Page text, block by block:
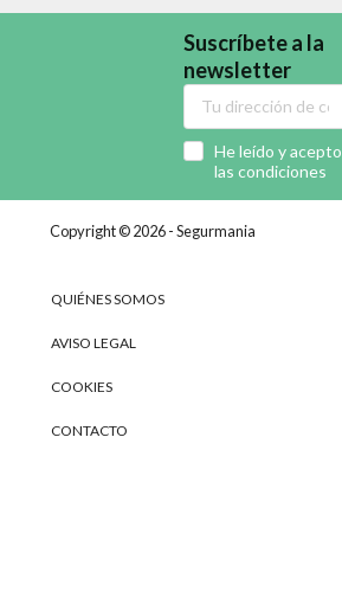
Suscríbete a la
newsletter
He leído y acepto
las condiciones
Copyright © 2026 - Segurmania
QUIÉNES SOMOS
AVISO LEGAL
COOKIES
CONTACTO